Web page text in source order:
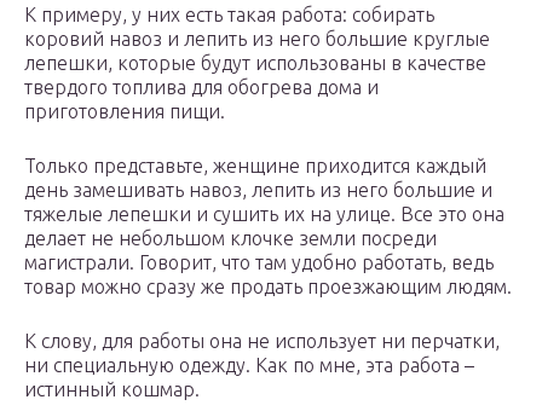
К примеру, у них есть такая работа: собирать
коровий навоз и лепить из него большие круглые
лепешки, которые будут использованы в качестве
твердого топлива для обогрева дома и
приготовления пищи.
Только представьте, женщине приходится каждый
день замешивать навоз, лепить из него большие и
тяжелые лепешки и сушить их на улице. Все это она
делает не небольшом клочке земли посреди
магистрали. Говорит, что там удобно работать, ведь
товар можно сразу же продать проезжающим людям.
К слову, для работы она не использует ни перчатки,
ни специальную одежду. Как по мне, эта работа –
истинный кошмар.